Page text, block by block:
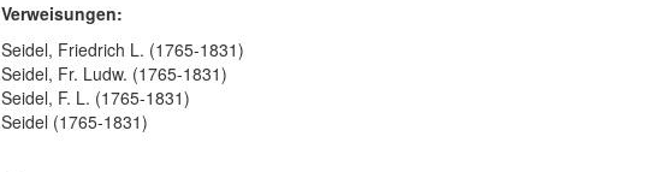
Verweisungen:
Seidel, Friedrich L. (1765-1831)
Seidel, Fr. Ludw. (1765-1831)
Seidel, F. L. (1765-1831)
Seidel (1765-1831)